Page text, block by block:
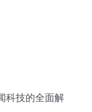
科技的全面解